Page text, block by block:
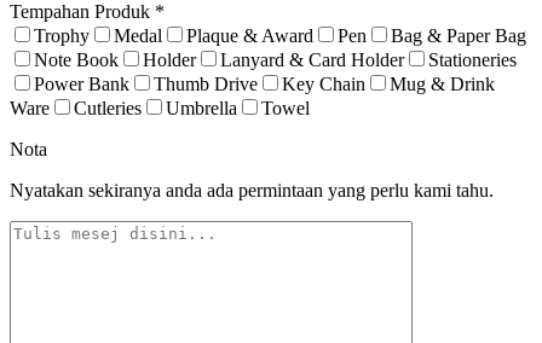
Tempahan Produk *
Trophy
Medal Plaque & Award Pen
Bag & Paper Bag
Note Book
Holder Lanyard & Card Holder
Stationeries
Power Bank
Thumb Drive Key Chain
Mug & Drink
Ware
Cutleries Umbrella
Towel
Nota
Nyatakan sekiranya anda ada permintaan yang perlu kami tahu.